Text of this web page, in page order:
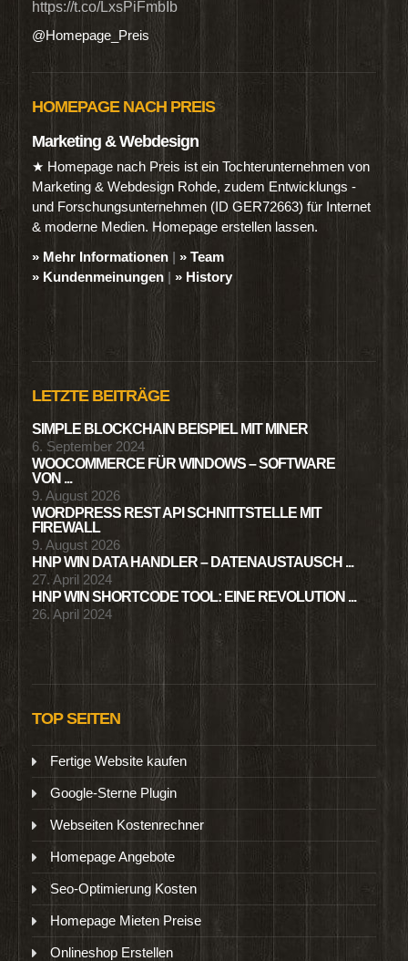
https://t.co/LxsPiFmbIb
@Homepage_Preis
HOMEPAGE NACH PREIS
Marketing & Webdesign
★ Homepage nach Preis ist ein Tochterunternehmen von
Marketing & Webdesign Rohde, zudem Entwicklungs -
und Forschungsunternehmen (ID GER72663) für Internet
& moderne Medien. Homepage erstellen lassen.
» Mehr Informationen | » Team
» Kundenmeinungen | » History
LETZTE BEITRÄGE
SIMPLE BLOCKCHAIN BEISPIEL MIT MINER
6. September 2024
WOOCOMMERCE FÜR WINDOWS – SOFTWARE
VON ...
9. August 2026
WORDPRESS REST API SCHNITTSTELLE MIT
FIREWALL
9. August 2026
HNP WIN DATA HANDLER – DATENAUSTAUSCH ...
27. April 2024
HNP WIN SHORTCODE TOOL: EINE REVOLUTION ...
26. April 2024
TOP SEITEN
Fertige Website kaufen
Google-Sterne Plugin
Webseiten Kostenrechner
Homepage Angebote
Seo-Optimierung Kosten
Homepage Mieten Preise
Onlineshop Erstellen